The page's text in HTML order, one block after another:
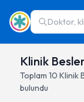
Doktor,
Klinik
Toplam 10 Klinik
bulundu